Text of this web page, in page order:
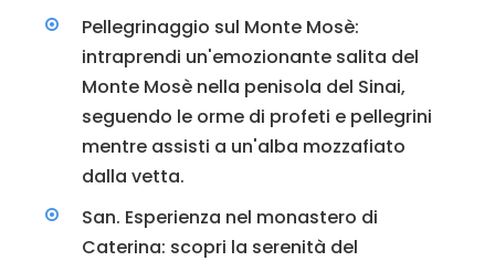
Pellegrinaggio sul Monte Mosè:
intraprendi un'emozionante salita del
Monte Mosè nella penisola del Sinai,
seguendo le orme di profeti e pellegrini
mentre assisti a un'alba mozzafiato
dalla vetta.
San. Esperienza nel monastero di
Caterina: scopri la serenità del